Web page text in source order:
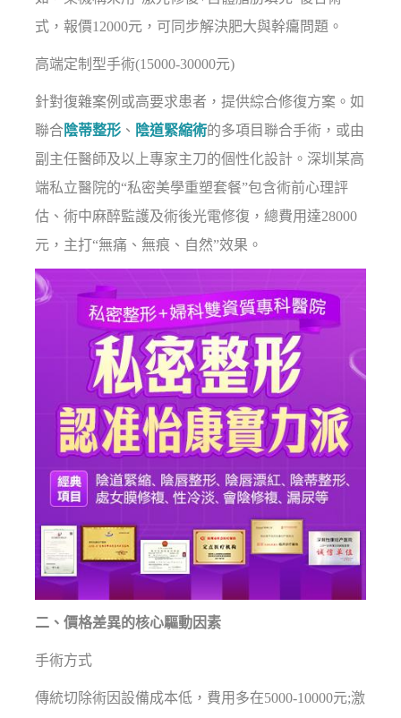
式，報價12000元，可同步解決肥大與幹癟問題。
高端定制型手術(15000-30000元)
針對復雜案例或高要求患者，提供綜合修復方案。如
聯合陰蒂整形 、 陰道緊縮術的多項目聯合手術，或由
副主任醫師及以上專家主刀的個性化設計。深圳某高
端私立醫院的“私密美學重塑套餐”包含術前心理評
估、術中麻醉監護及術後光電修復，總費用達28000
元，主打“無痛、無痕、自然”效果。
二、價格差異的核心驅動因素
手術方式
傳統切除術因設備成本低，費用多在5000-10000元;激